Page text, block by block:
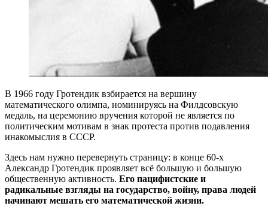
В 1966 году Гротендик взбирается на вершину
математического олимпа, номинируясь на Филдсовскую
медаль, на церемонию вручения которой не является по
политическим мотивам в знак протеста против подавления
инакомыслия в СССР.
Здесь нам нужно перевернуть страницу: в конце 60-х
Александр Гротендик проявляет всё большую и большую
общественную активность. Его пацифистские и
радикальные взгляды на государство, войну, права людей
начинают мешать его математической жизни.